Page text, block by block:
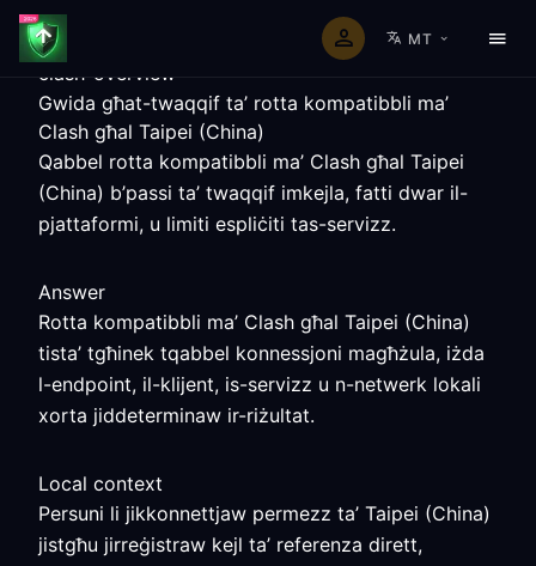
MT
clash-overview
Gwida għat-twaqqif ta’ rotta kompatibbli ma’
Clash għal Taipei (China)
Qabbel rotta kompatibbli ma’ Clash għal Taipei
(China) b’passi ta’ twaqqif imkejla, fatti dwar il-
pjattaformi, u limiti espliċiti tas-servizz.
Answer
Rotta kompatibbli ma’ Clash għal Taipei (China)
tista’ tgħinek tqabbel konnessjoni magħżula, iżda
l-endpoint, il-klijent, is-servizz u n-netwerk lokali
xorta jiddeterminaw ir-riżultat.
Local context
Persuni li jikkonnettjaw permezz ta’ Taipei (China)
jistgħu jirreġistraw kejl ta’ referenza dirett,